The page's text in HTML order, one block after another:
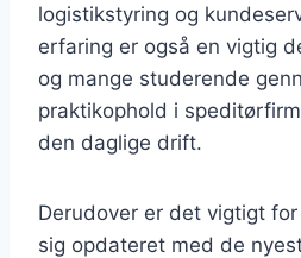
logistikstyring og
erfaring er også en vigtig
og mange studerende
praktikophold i
den daglige drift.
Derudover er det vigtigt
sig opdateret med de